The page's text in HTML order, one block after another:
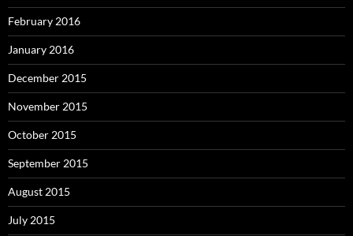
February 2016
January 2016
December 2015
November 2015
October 2015
September 2015
August 2015
July 2015